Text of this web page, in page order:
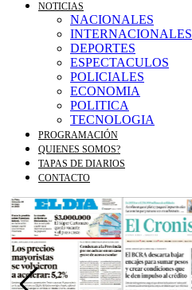
NOTICIAS
NACIONALES
INTERNACIONALES
DEPORTES
ESPECTACULOS
POLICIALES
ECONOMIA
POLITICA
TECNOLOGIA
PROGRAMACIÓN
QUIENES SOMOS?
TAPAS DE DIARIOS
CONTACTO